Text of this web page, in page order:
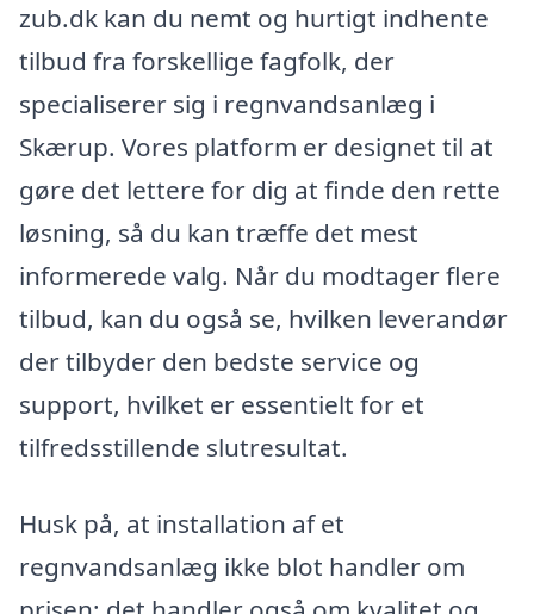
zub.dk kan du nemt og hurtigt indhente
tilbud fra forskellige fagfolk, der
specialiserer sig i regnvandsanlæg i
Skærup. Vores platform er designet til at
gøre det lettere for dig at finde den rette
løsning, så du kan træffe det mest
informerede valg. Når du modtager flere
tilbud, kan du også se, hvilken leverandør
der tilbyder den bedste service og
support, hvilket er essentielt for et
tilfredsstillende slutresultat.
Husk på, at installation af et
regnvandsanlæg ikke blot handler om